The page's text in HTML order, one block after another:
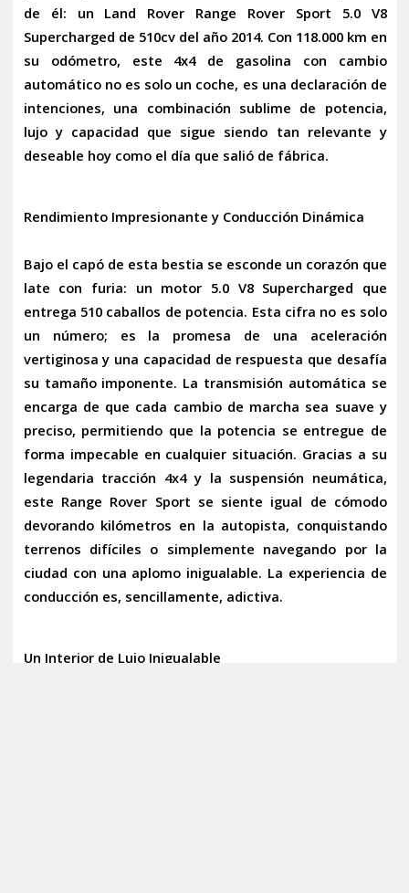
de él: un Land Rover Range Rover Sport 5.0 V8
Supercharged de 510cv del año 2014. Con 118.000 km en
su odómetro, este 4x4 de gasolina con cambio
automático no es solo un coche, es una declaración de
intenciones, una combinación sublime de potencia,
lujo y capacidad que sigue siendo tan relevante y
deseable hoy como el día que salió de fábrica.
Rendimiento Impresionante y Conducción Dinámica
Bajo el capó de esta bestia se esconde un corazón que
late con furia: un motor 5.0 V8 Supercharged que
entrega 510 caballos de potencia. Esta cifra no es solo
un número; es la promesa de una aceleración
vertiginosa y una capacidad de respuesta que desafía
su tamaño imponente. La transmisión automática se
encarga de que cada cambio de marcha sea suave y
preciso, permitiendo que la potencia se entregue de
forma impecable en cualquier situación. Gracias a su
legendaria tracción 4x4y la suspensión neumática,
este Range Rover Sport se siente igual de cómodo
devorando kilómetros en la autopista, conquistando
terrenos difíciles o simplemente navegando por la
ciudad con una aplomo inigualable. La experiencia de
conducción es, sencillamente, adictiva.
Un Interior de Lujo Inigualable